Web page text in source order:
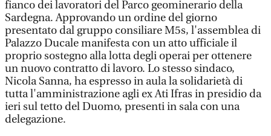
fianco dei lavoratori del Parco geominerario della
Sardegna. Approvando un ordine del giorno
presentato dal gruppo consiliare M5s, l'assemblea di
Palazzo Ducale manifesta con un atto ufficiale il
proprio sostegno alla lotta degli operai per ottenere
un nuovo contratto di lavoro. Lo stesso sindaco,
Nicola Sanna, ha espresso in aula la solidarietà di
tutta l'amministrazione agli ex Ati Ifras in presidio da
ieri sul tetto del Duomo, presenti in sala con una
delegazione.